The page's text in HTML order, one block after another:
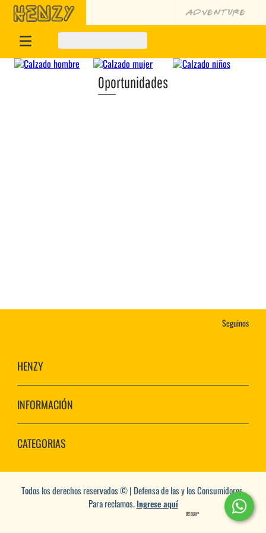
Oportunidades
Seguinos
HENZY
INFORMACIÓN
CATEGORIAS
Todos los derechos reservados © | Defensa de las y los Consumidores.
Para reclamos.Ingrese aquí